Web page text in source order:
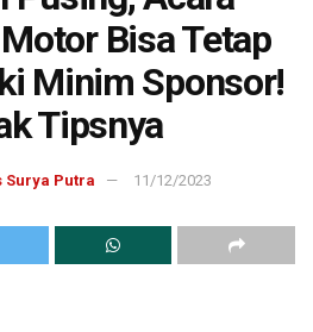
Bisa Tetap
Minim Sponsor!
Tipsnya
Surya Putra 11/12/2023